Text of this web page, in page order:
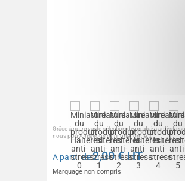
Grâce à notre vaste sélection de produits anti-
nous pouvons vous offrir une forme...
A partir de2,00€ HT
Marquage non compris